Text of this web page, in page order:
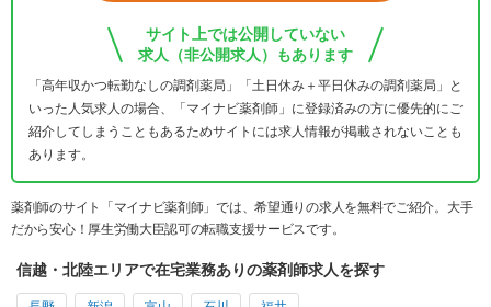
サイト上では公開していない
求人（非公開求人）もあります
「高年収かつ転勤なしの調剤薬局」「土日休み＋平日休みの調剤薬局」と
いった人気求人の場合、「マイナビ薬剤師」に登録済みの方に優先的にご
紹介してしまうこともあるためサイトには求人情報が掲載されないことも
あります。
薬剤師のサイト「マイナビ薬剤師」では、希望通りの求人を無料でご紹介。大手
だから安心！厚生労働大臣認可の転職支援サービスです。
信越・北陸エリアで在宅業務ありの薬剤師求人を探す